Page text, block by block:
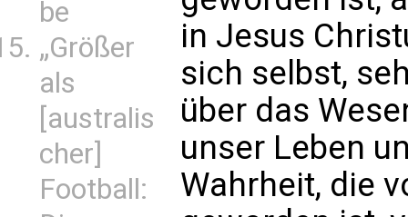
be
„Größer
als
[australis
cher]
Football:
in Jesus
sich selbst,
über das
unser Leben
Wahrheit, die